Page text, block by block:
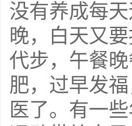
没有养成每
晚，白天又
代步，午餐
肥，过早发
医了。有一